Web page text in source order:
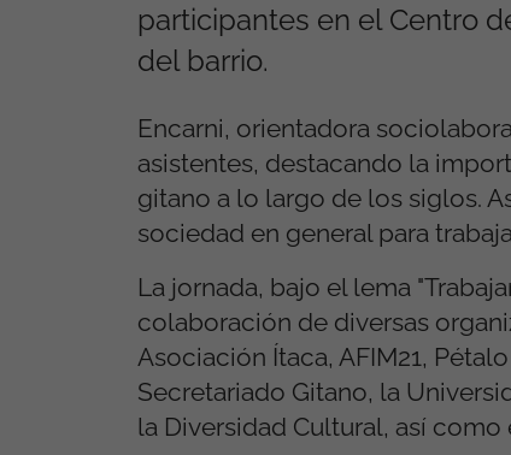
participantes en el Centro
del barrio.
Encarni, orientadora
asistentes, destacando la
gitano a lo largo de los siglos.
sociedad en general para
La jornada, bajo el lema
colaboración de diversas
Asociación Ítaca, AFIM21,
Secretariado Gitano, la
la Diversidad Cultural, así